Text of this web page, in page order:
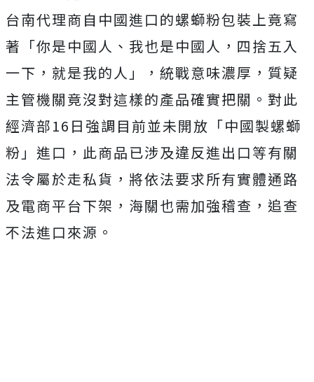
台南代理商自中國進口的螺螄粉包裝上竟寫
著 「你是中國人、我也是中國人，四捨五入
一下，就是我的人」，統戰意味濃厚，質疑
主管機關竟沒對這樣的產品確實把關。對此
經濟部16日強調目前並未開放「中國製螺螄
粉」進口，此商品已涉及違反進出口等有關
法令屬於走私貨，將依法要求所有實體通路
及電商平台下架，海關也需加強稽查，追查
不法進口來源。